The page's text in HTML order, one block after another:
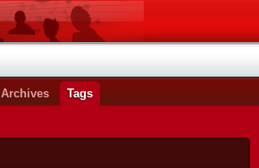
Archives Tags